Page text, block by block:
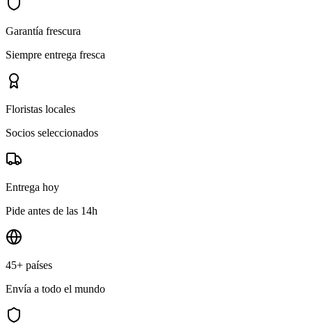
Garantía frescura
Siempre entrega fresca
Floristas locales
Socios seleccionados
Entrega hoy
Pide antes de las 14h
45+ países
Envía a todo el mundo